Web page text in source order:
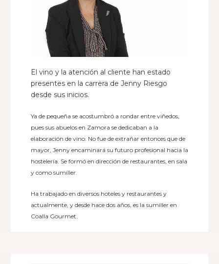
El vino y la atención al cliente han estado
presentes en la carrera de Jenny Riesgo
desde sus inicios.
Ya de pequeña se acostumbró a rondar entre viñedos,
pues sus abuelos en Zamora se dedicaban a la
elaboración de vino. No fue de extrañar entonces que de
mayor, Jenny encaminará su futuro profesional hacia la
hostelería. Se formó en dirección de restaurantes, en sala
y como sumiller.
Ha trabajado en diversos hoteles y restaurantes y
actualmente, y desde hace dos años, es la sumiller en
Coalla Gourmet.